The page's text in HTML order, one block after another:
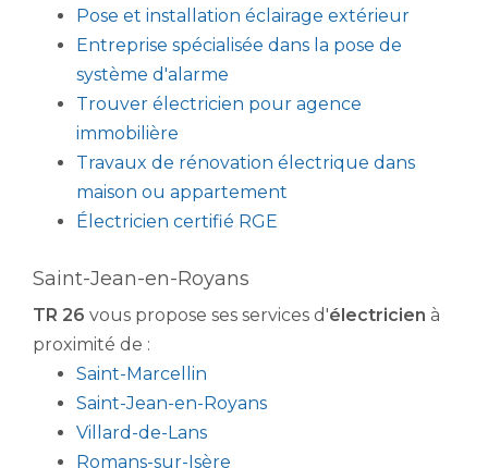
Pose et installation éclairage extérieur
Entreprise spécialisée dans la pose de
système d'alarme
Trouver électricien pour agence
immobilière
Travaux de rénovation électrique dans
maison ou appartement
Électricien certifié RGE
Saint-Jean-en-Royans
TR 26 vous propose ses services d'électricien à
proximité de :
Saint-Marcellin
Saint-Jean-en-Royans
Villard-de-Lans
Romans-sur-Isère